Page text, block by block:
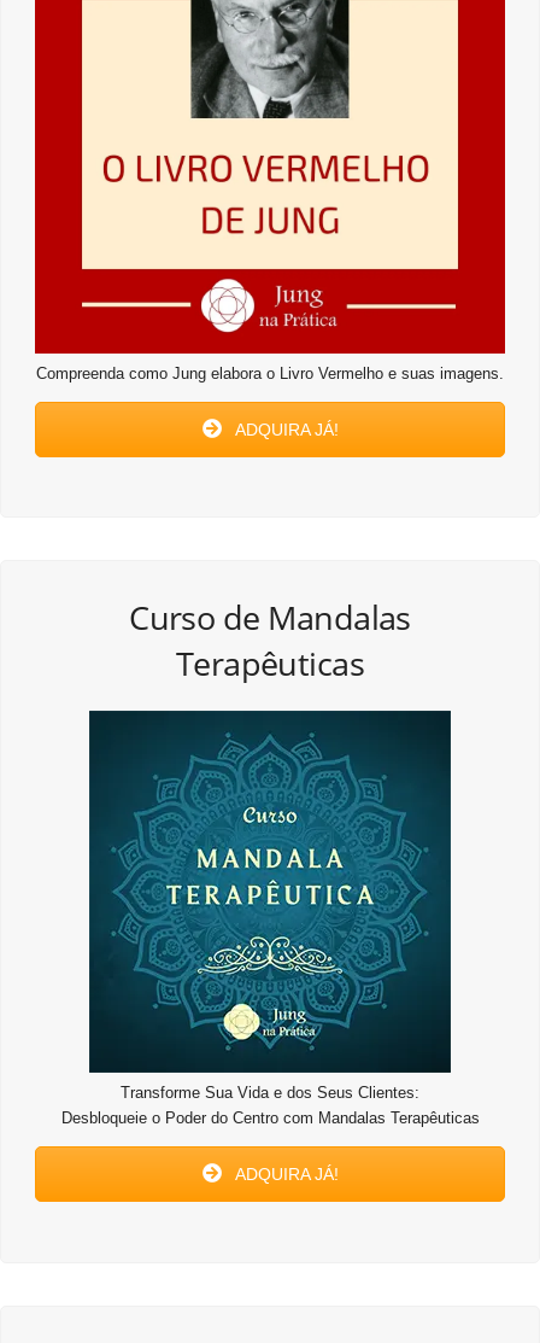
Compreenda como Jung elabora o Livro Vermelho e suas imagens.
ADQUIRA JÁ!
Curso de Mandalas
Terapêuticas
Transforme Sua Vida e dos Seus Clientes:
Desbloqueie o Poder do Centro com Mandalas Terapêuticas
ADQUIRA JÁ!